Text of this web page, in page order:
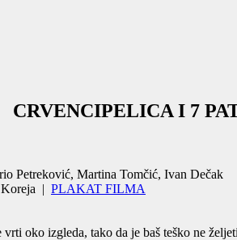
CRVENCIPELICA I 7
Petreković, Martina Tomčić, Ivan Dečak
| PLAKAT FILMA
oko izgleda, tako da je baš teško ne